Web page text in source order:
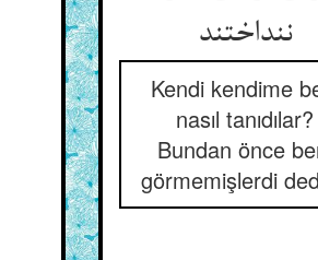
ننداختند
Kendi kendime
nasıl tanıdılar?
Bundan önce
görmemişlerdi